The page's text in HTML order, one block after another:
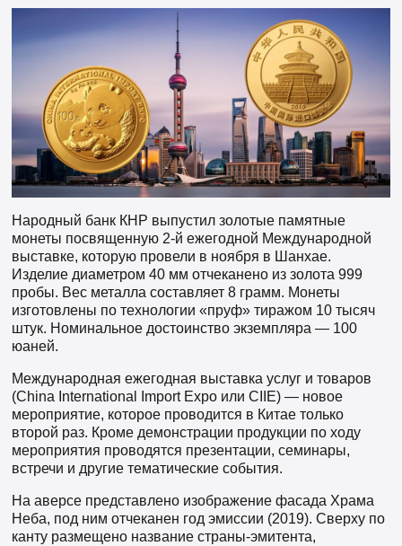
Народный банк КНР выпустил золотые памятные
монеты посвященную 2-й ежегодной Международной
выставке, которую провели в ноября в Шанхае.
Изделие диаметром 40 мм отчеканено из золота 999
пробы. Вес металла составляет 8 грамм. Монеты
изготовлены по технологии «пруф» тиражом 10 тысяч
штук. Номинальное достоинство экземпляра — 100
юаней.
Международная ежегодная выставка услуг и товаров
(China International Import Expo или CIIE) — новое
мероприятие, которое проводится в Китае только
второй раз. Кроме демонстрации продукции по ходу
мероприятия проводятся презентации, семинары,
встречи и другие тематические события.
На аверсе представлено изображение фасада Храма
Неба, под ним отчеканен год эмиссии (2019). Сверху по
канту размещено название страны-эмитента,